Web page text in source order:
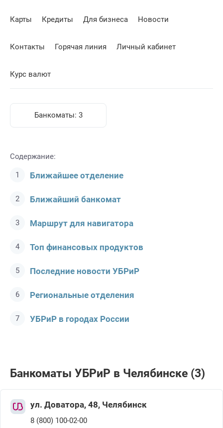
Карты Кредиты Для бизнеса Новости
Контакты Горячая линия Личный кабинет
Курс валют
Банкоматы: 3
Содержание:
Ближайшее отделение
Ближайший банкомат
Маршрут для навигатора
Топ финансовых продуктов
Последние новости УБРиР
Региональные отделения
УБРиР в городах России
Банкоматы УБРиР в Челябинске (3)
ул. Доватора, 48, Челябинск
8 (800) 100-02-00